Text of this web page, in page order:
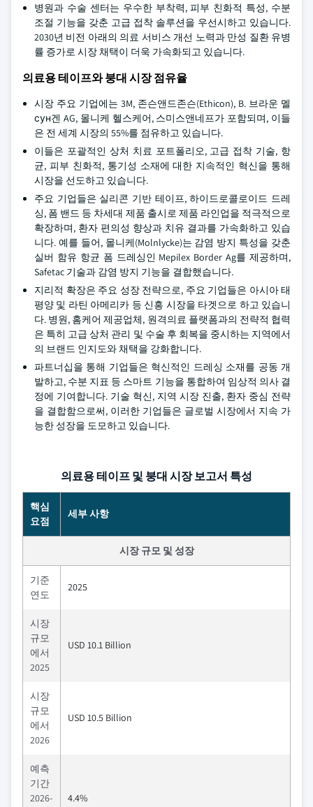
병원과 수술 센터는 우수한 부착력, 피부 친화적 특성, 수분
조절 기능을 갖춘 고급 접착 솔루션을 우선시하고 있습니다.
2030년 비전 아래의 의료 서비스 개선 노력과 만성 질환 유병
률 증가로 시장 채택이 더욱 가속화되고 있습니다.
의료용 테이프와 붕대 시장 점유율
시장 주요 기업에는 3M, 존슨앤드존슨(Ethicon), B. 브라운 멜
сун겐 AG, 몰니케 헬스케어, 스미스앤네프가 포함되며, 이들
은 전 세계 시장의 55%를 점유하고 있습니다.
이들은 포괄적인 상처 치료 포트폴리오, 고급 접착 기술, 항
균, 피부 친화적, 통기성 소재에 대한 지속적인 혁신을 통해
시장을 선도하고 있습니다.
주요 기업들은 실리콘 기반 테이프, 하이드로콜로이드 드레
싱, 폼 밴드 등 차세대 제품 출시로 제품 라인업을 적극적으로
확장하며, 환자 편의성 향상과 치유 결과를 가속화하고 있습
니다. 예를 들어, 몰니케(Molnlycke)는 감염 방지 특성을 갖춘
실버 함유 항균 폼 드레싱인 Mepilex Border Ag를 제공하며,
Safetac 기술과 감염 방지 기능을 결합했습니다.
지리적 확장은 주요 성장 전략으로, 주요 기업들은 아시아 태
평양 및 라틴 아메리카 등 신흥 시장을 타겟으로 하고 있습니
다. 병원, 홈케어 제공업체, 원격의료 플랫폼과의 전략적 협력
은 특히 고급 상처 관리 및 수술 후 회복을 중시하는 지역에서
의 브랜드 인지도와 채택을 강화합니다.
파트너십을 통해 기업들은 혁신적인 드레싱 소재를 공동 개
발하고, 수분 지표 등 스마트 기능을 통합하여 임상적 의사 결
정에 기여합니다. 기술 혁신, 지역 시장 진출, 환자 중심 전략
을 결합함으로써, 이러한 기업들은 글로벌 시장에서 지속 가
능한 성장을 도모하고 있습니다.
의료용 테이프 및 붕대 시장 보고서 특성
핵심
요점
세부 사항
시장 규모 및 성장
기준
연도
2025
시장
규모
에서
2025
USD 10.1 Billion
시장
규모
에서
2026
USD 10.5 Billion
예측
기간
2026-
4.4%